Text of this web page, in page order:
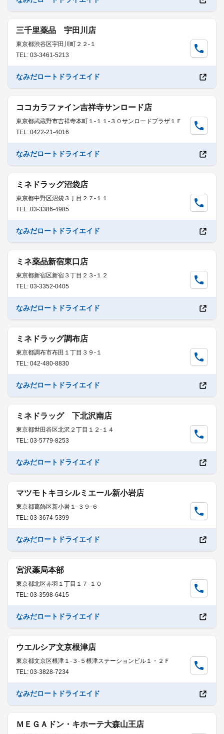
三千里薬品 宇田川店
東京都渋谷区宇田川町２２-１
TEL: 03-3461-5213
なみだロートドライエイド
ココカラファイン吉祥寺サンロード店
東京都武蔵野市吉祥寺本町１-１１-３０サンロードプラザ１Ｆ
TEL: 0422-21-4016
なみだロートドライエイド
ミネドラッグ沼袋店
東京都中野区沼袋３丁目２７-１１
TEL: 03-3386-4985
なみだロートドライエイド
ミネ薬品新宿東口店
東京都新宿区新宿３丁目２３-１２
TEL: 03-3352-0405
なみだロートドライエイド
ミネドラッグ調布店
東京都調布市布田１丁目３９-１
TEL: 042-480-8830
なみだロートドライエイド
ミネドラッグ 下北沢南店
東京都世田谷区北沢２丁目１２-１４
TEL: 03-5779-8253
なみだロートドライエイド
マツモトキヨシルミエール新小岩店
東京都葛飾区新小岩１-３９-６
TEL: 03-3674-5399
なみだロートドライエイド
宮沢薬局本部
東京都北区赤羽１丁目１７-１０
TEL: 03-3598-6415
なみだロートドライエイド
ウエルシア文京根津店
東京都文京区根津１-３-５根津ステーションビル１・２Ｆ
TEL: 03-3828-7234
なみだロートドライエイド
ＭＥＧＡドン・キホーテ大森山王店